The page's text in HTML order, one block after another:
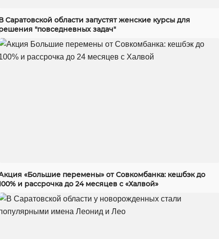
Саратовской области запустят женские курсы для
"повседневных задач"
«Большие перемены» от Совкомбанка: кешбэк до
и рассрочка до 24 месяцев с «Халвой»